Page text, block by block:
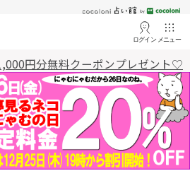
ログイン メニュー
円分無料クーポンプレゼント♡